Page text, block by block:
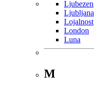
Ljubezen
Ljubljana
Lojalnost
London
Luna
M